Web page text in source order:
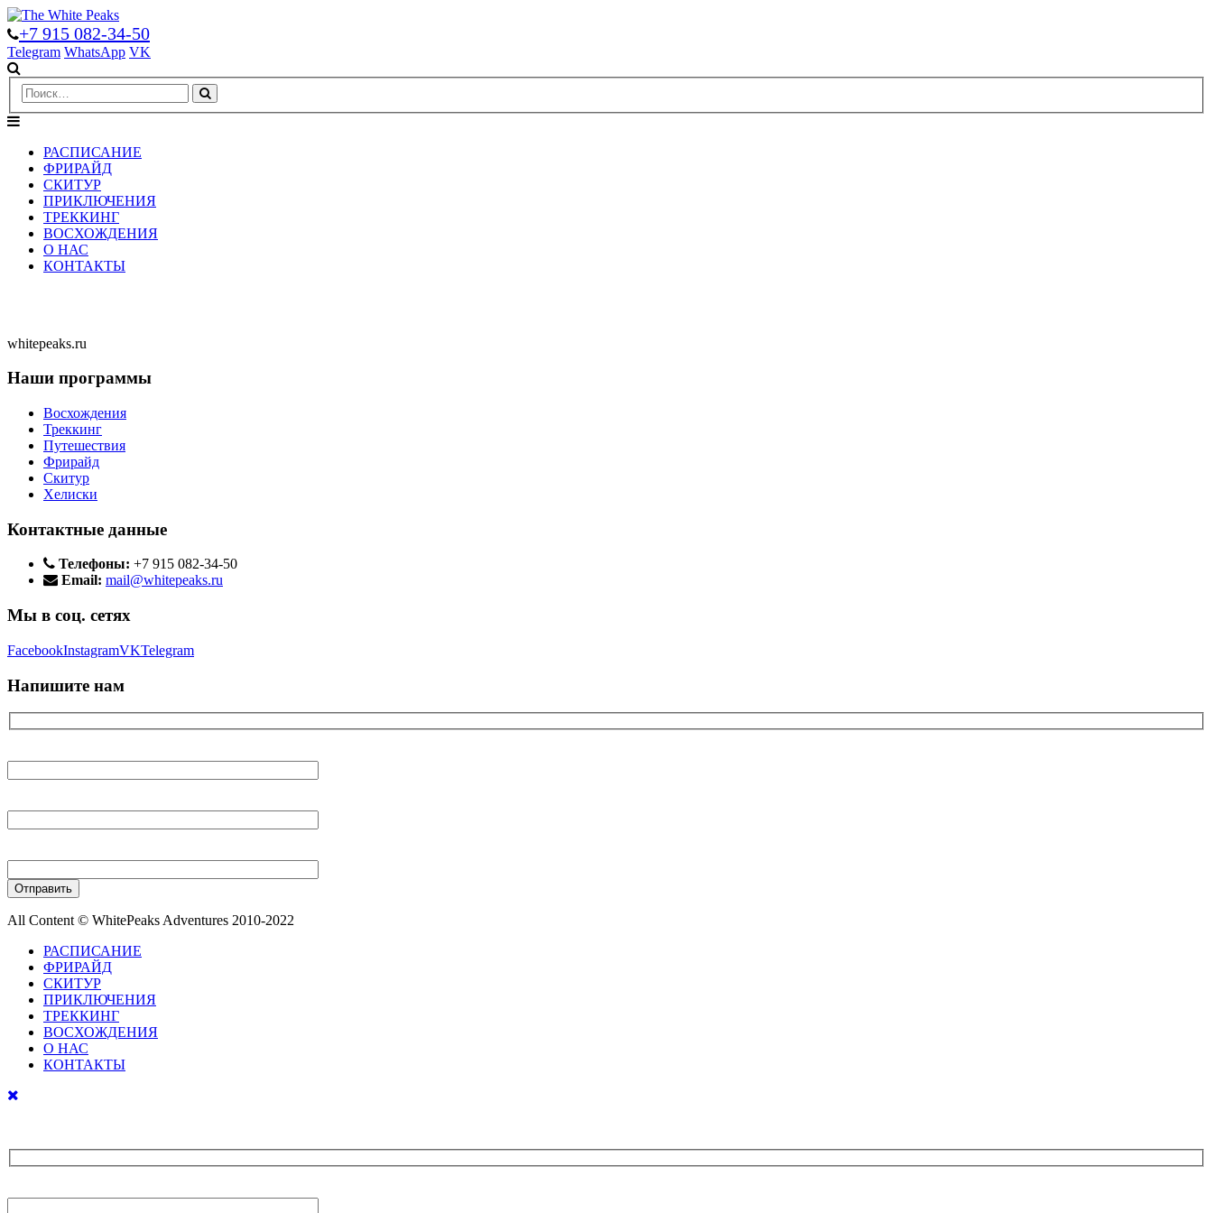
+7 915 082-34-50
Telegram WhatsApp VK
РАСПИСАНИЕ
ФРИРАЙД
СКИТУР
ПРИКЛЮЧЕНИЯ
ТРЕККИНГ
ВОСХОЖДЕНИЯ
О НАС
КОНТАКТЫ
whitepeaks.ru
Наши программы
Восхождения
Треккинг
Путешествия
Фрирайд
Скитур
Хелиски
Контактные данные
Телефоны: +7 915 082-34-50
Email: mail@whitepeaks.ru
Мы в соц. сетях
FacebookInstagramVKTelegram
Напишите нам
All Content © WhitePeaks Adventures 2010-2022
РАСПИСАНИЕ
ФРИРАЙД
СКИТУР
ПРИКЛЮЧЕНИЯ
ТРЕККИНГ
ВОСХОЖДЕНИЯ
О НАС
КОНТАКТЫ